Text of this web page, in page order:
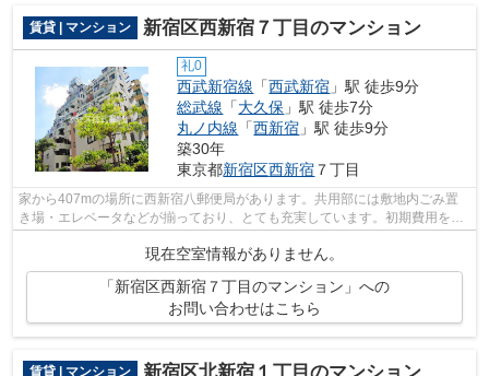
賃貸 | マンション 新宿区西新宿７丁目のマンション
礼0
西武新宿線 「西武新宿 」駅 徒歩9分
総武線 「大久保 」駅 徒歩7分
丸ノ内線 「西新宿 」駅 徒歩9分
築30年
東京都新宿区西新宿 ７丁目
家から407mの場所に西新宿八郵便局があります。共用部には敷地内ごみ置
き場・エレベータなどが揃っており、とても充実しています。初期費用をカ
現在空室情報がありません。
「新宿区西新宿７丁目のマンション」への
お問い合わせはこちら
賃貸 | マンション